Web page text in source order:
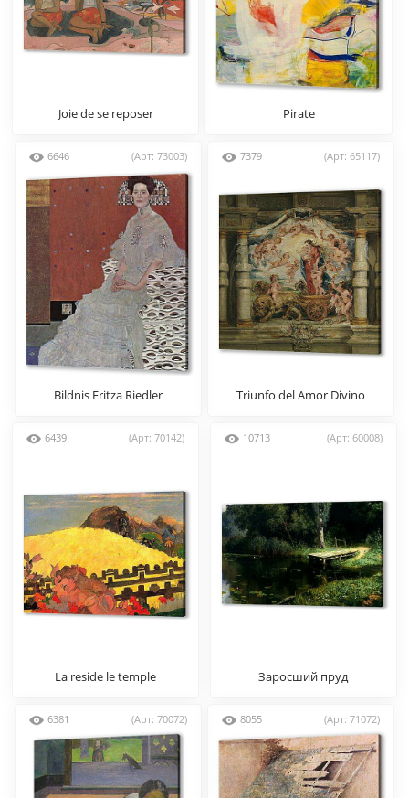
Joie de se reposer Pirate
6646 (Арт: 73003)
Bildnis Fritza Riedler
7379 (Арт: 65117)
Triunfo del Amor Divino
6439 (Арт: 70142)
La reside le temple
10713 (Арт: 60008)
Заросший пруд
6381 (Арт: 70072) 8055 (Арт: 71072)